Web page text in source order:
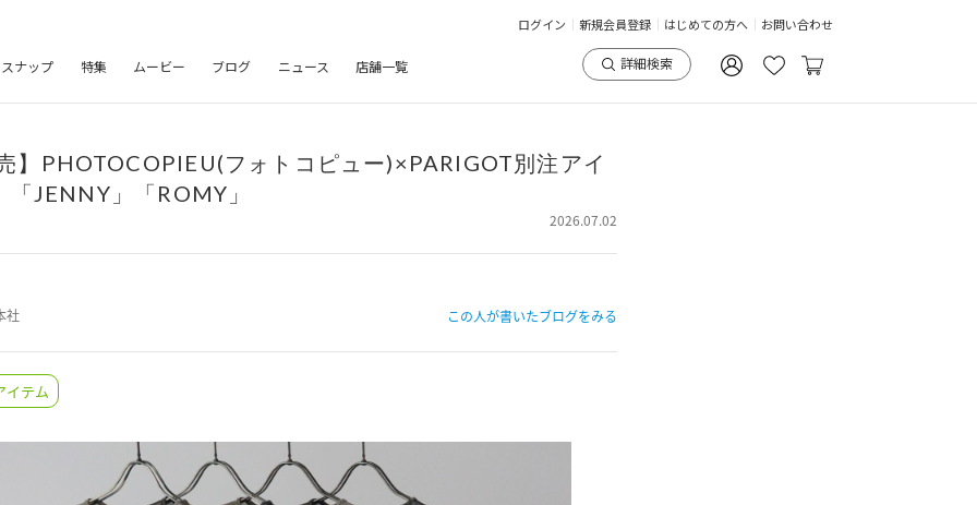
ログイン 新規会員登録 はじめての方へ お問い合わせ
ナップ 特集 ムービー ブログ ニュース 店舗一覧 詳細検索
】PHOTOCOPIEU(フォトコピュー)×PARIGOT別注アイ
JENNY」「ROMY」
2026.07.02
社 この人が書いたブログをみる
イテム